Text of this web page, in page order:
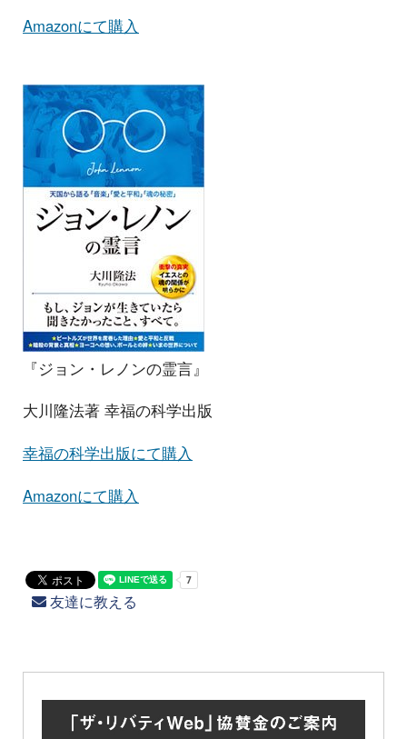
Amazonにて購入
『ジョン・レノンの霊言』
大川隆法著 幸福の科学出版
幸福の科学出版にて購入
Amazonにて購入
友達に教える